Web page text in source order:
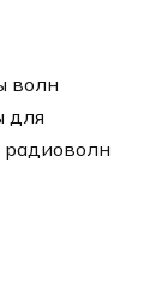
волн
для
радиоволн